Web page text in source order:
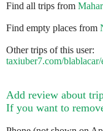
Find all trips from
Find empty places from
Other trips of this user:
taxiuber7.com/
Add review about
If you want to